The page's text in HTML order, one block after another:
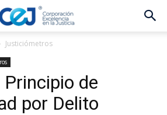
Justiciómetros
de
por Delito